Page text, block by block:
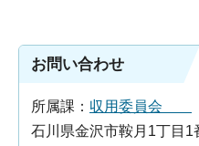
お問い合わせ
所属課： 収用委員会
石川県金沢市鞍月1丁目1